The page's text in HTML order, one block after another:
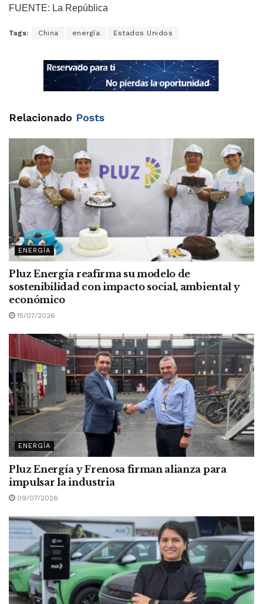
FUENTE: La República
Tags: China energía Estados Unidos
Relacionado Posts
ENERGÍA
Pluz Energía reafirma su modelo de
sostenibilidad con impacto social, ambiental y
económico
15/07/2026
ENERGÍA
Pluz Energía y Frenosa firman alianza para
impulsar la industria
09/07/2026